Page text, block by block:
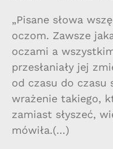
„Pisane słowa
oczom. Zawsze
oczami a
przesłaniały jej
od czasu do czasu
wrażenie takiego,
zamiast słyszeć,
mówiła.(…)